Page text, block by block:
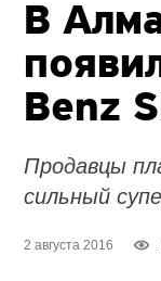
В
Benz
Продавцы
сильный
2 августа 2016